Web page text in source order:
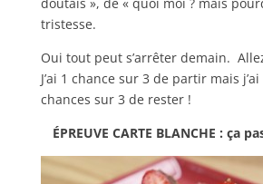
doutais », de « quoi moi ? mais
tristesse.
Oui tout peut s’arrêter demain.
J’ai 1 chance sur 3 de partir mais
chances sur 3 de rester !
ÉPREUVE CARTE BLANCHE : ça